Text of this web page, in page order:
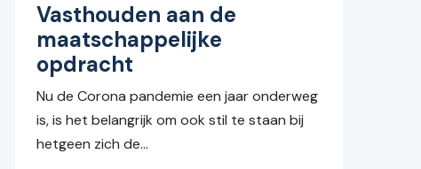
Vasthouden aan de
maatschappelijke
opdracht
Nu de Corona pandemie een jaar onderweg
is, is het belangrijk om ook stil te staan bij
hetgeen zich de...